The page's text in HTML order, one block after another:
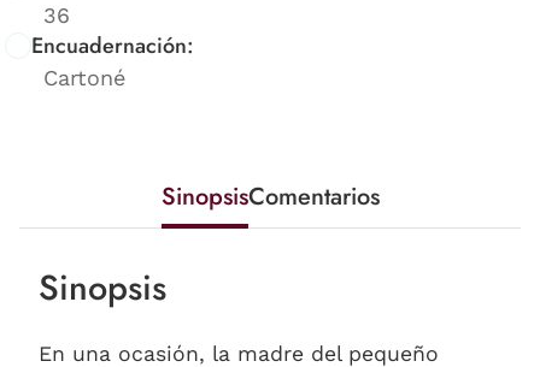
36
Encuadernación:
Cartoné
SinopsisComentarios
Sinopsis
En una ocasión, la madre del pequeño